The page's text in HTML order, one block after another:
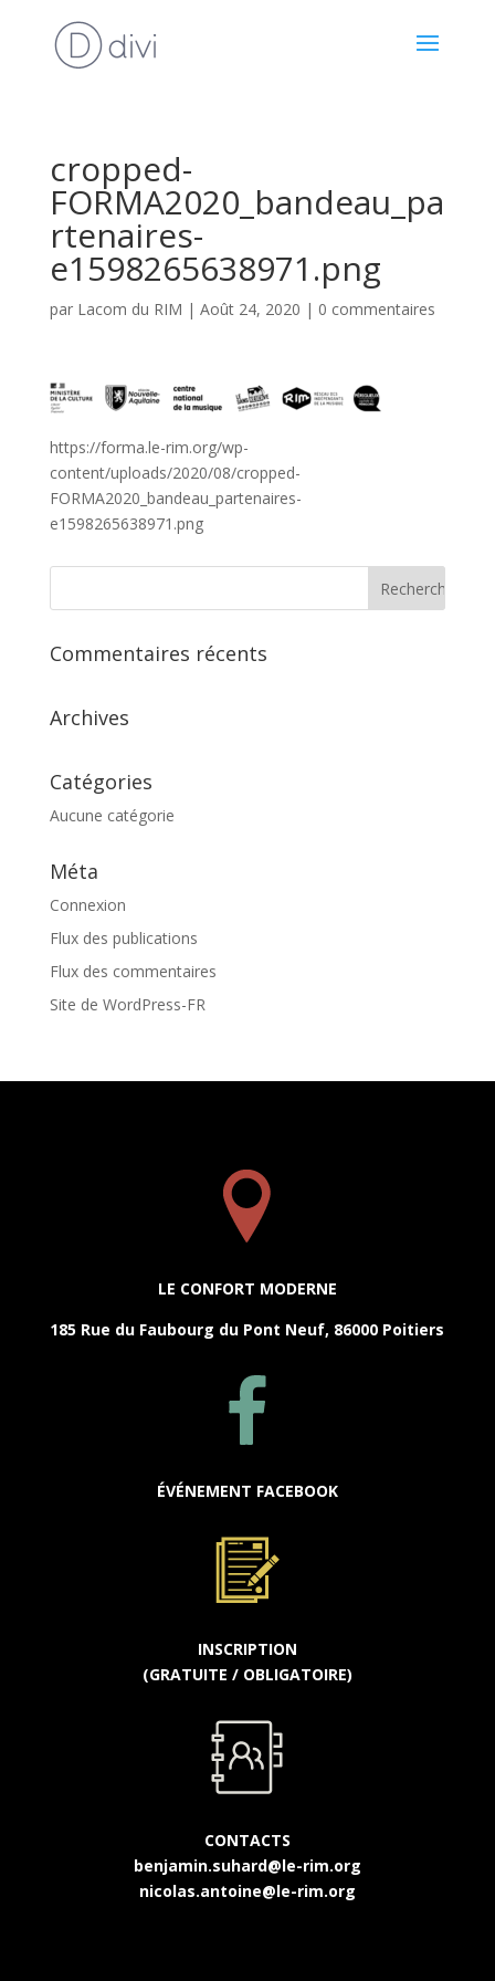
cropped-
FORMA2020_bandeau_pa
rtenaires-
e1598265638971.png
par Lacom du RIM | Août 24, 2020 | 0 commentaires
https://forma.le-rim.org/wp-
content/uploads/2020/08/cropped-
FORMA2020_bandeau_partenaires-
e1598265638971.png
Commentaires récents
Archives
Catégories
Aucune catégorie
Méta
Connexion
Flux des publications
Flux des commentaires
Site de WordPress-FR
LE CONFORT MODERNE
185 Rue du Faubourg du Pont Neuf, 86000 Poitiers
ÉVÉNEMENT FACEBOOK
INSCRIPTION
(GRATUITE / OBLIGATOIRE)
CONTACTS
benjamin.suhard@le-rim.org
nicolas.antoine@le-rim.org